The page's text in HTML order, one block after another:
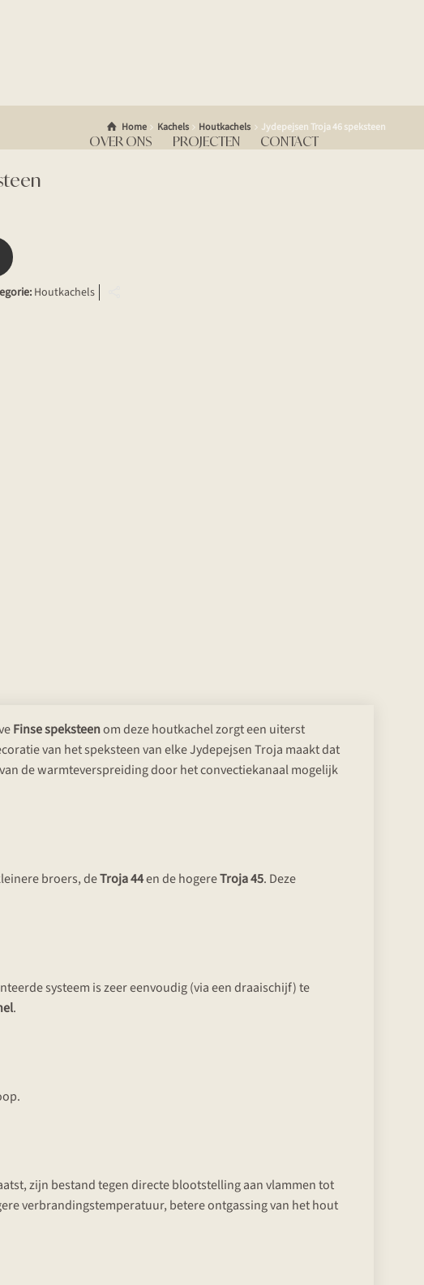
OVER ONS PROJECTEN CONTACT
Home Kachels Houtkachels Jydepejsen Troja 46 speksteen
Houtkachels
Finse speksteenom deze houtkachel zorgt een uiterst
van het speksteen van elke Jydepejsen Troja maakt dat
de warmteverspreiding door het convectiekanaal mogelijk
broers, deTroja 44en de hogereTroja 45. Deze
systeem is zeer eenvoudig (via een draaischijf) te
.
zijn bestand tegen directe blootstelling aan vlammen tot
verbrandingstemperatuur, betere ontgassing van het hout